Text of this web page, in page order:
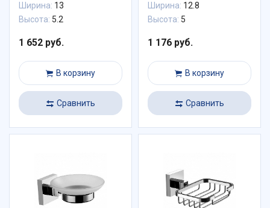
Ширина: 13
Высота: 5.2
1 652 руб.
В корзину
Сравнить
Ширина: 12.8
Высота: 5
1 176 руб.
В корзину
Сравнить